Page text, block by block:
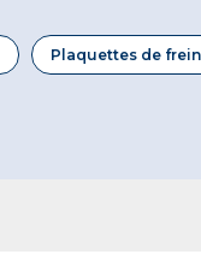
Plaquettes de frein